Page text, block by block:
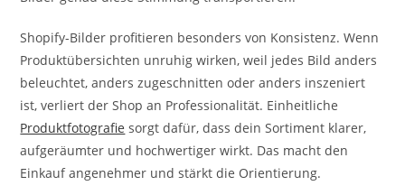
Shopify-Bilder profitieren besonders von Konsistenz. Wenn
Produktübersichten unruhig wirken, weil jedes Bild anders
beleuchtet, anders zugeschnitten oder anders inszeniert
ist, verliert der Shop an Professionalität. Einheitliche
Produktfotografie sorgt dafür, dass dein Sortiment klarer,
aufgeräumter und hochwertiger wirkt. Das macht den
Einkauf angenehmer und stärkt die Orientierung.